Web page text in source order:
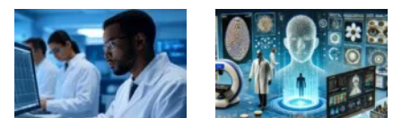
p
e
)
m
n
k